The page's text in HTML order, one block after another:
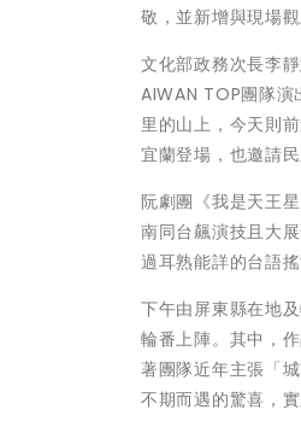
敬，並新增與現場
文化部政務次長李
AIWAN TOP團隊演
里的山上，今天則
宜蘭登場，也邀請
阮劇團《我是天王
南同台飆演技且大
過耳熟能詳的台語
下午由屏東縣在地
輪番上陣。其中，
著團隊近年主張「
不期而遇的驚喜，